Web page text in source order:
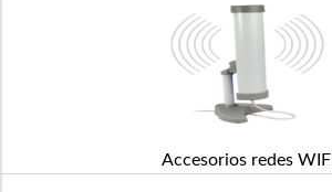
Accesorios redes WIFI